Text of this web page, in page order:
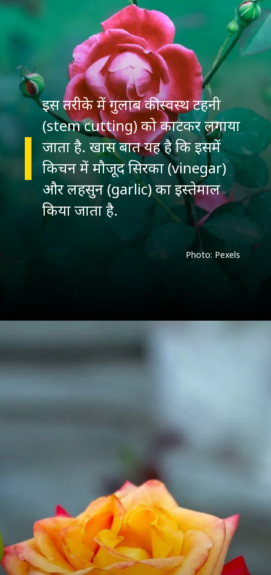
इस तरीके में गुलाब की स्वस्थ टहनी
(stem cutting) को काटकर लगाया
जाता है. खास बात यह है कि इसमें
किचन में मौजूद सिरका (vinegar)
और लहसुन (garlic) का इस्तेमाल
Photo: Pexels